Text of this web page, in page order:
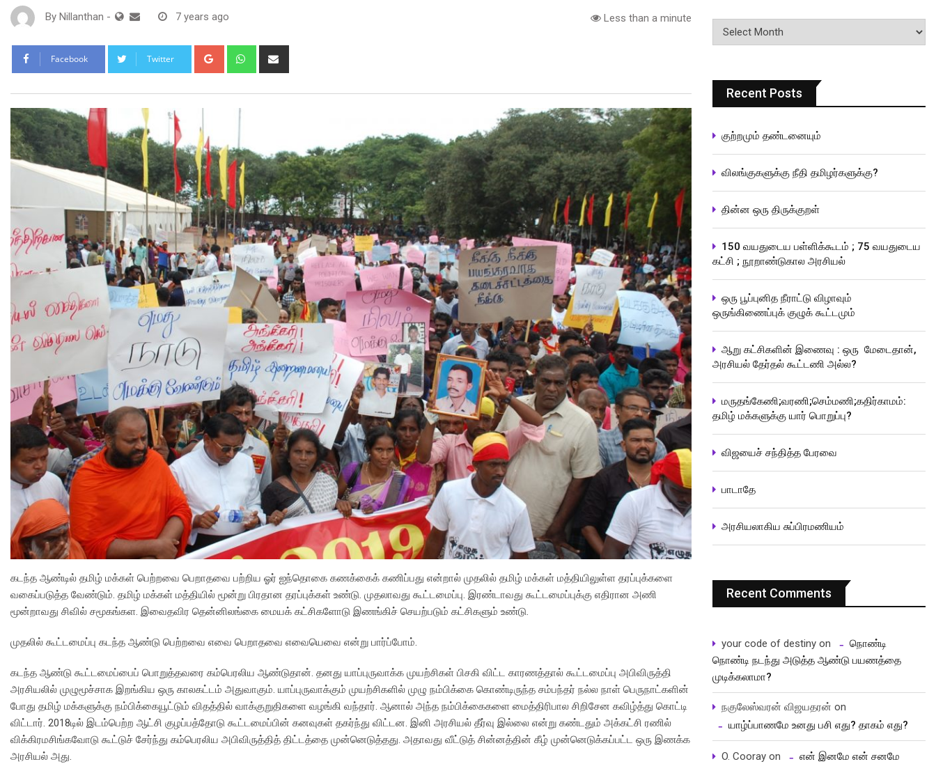
By Nillanthan - 7 years ago Less than a minute
Facebook Twitter Google+ Whatsapp
கடந்த ஆண்டில் தமிழ் மக்கள் பெற்றவை பெறாதவை பற்றிய ஓர் ஐந்தொகை கணக்கைக் கணிப்பது என்றால் முதலில் தமிழ் மக்கள் மத்தியிலுள்ள தரப்புக்களை
வகைப்படுத்த வேண்டும். தமிழ் மக்கள் மத்தியில் மூன்று பிரதான தரப்புக்கள் உண்டு. முதலாவது கூட்டமைப்பு. இரண்டாவது கூட்டமைப்புக்கு எதிரான அணி
மூன்றாவது சிவில் சமூகங்கள. இவைதவிர தென்னிலங்கை மையக் கட்சிகளோடு இணங்கிச் செயற்படும் கட்சிகளும் உண்டு.
முதலில் கூட்டமைப்பு கடந்த ஆண்டு பெற்றவை எவை பெறாதவை எவையெவை என்று பார்ப்போம்.
கடந்த ஆண்டு கூட்டமைப்பைப் பொறுத்தவரை கம்பெரலிய ஆண்டுதான். தனது யாப்புருவாக்க முயற்சிகள் பிசகி விட்ட காரணத்தால் கூட்டமைப்பு அபிவிருத்தி
அரசியலில் முழுமூச்சாக இறங்கிய ஒரு காலகட்டம் அதுவாகும். யாப்புருவாக்கும் முயற்சிகளில் முழு நம்பிக்கை கொண்டிருந்த சம்பந்தர் நல்ல நாள் பெருநாட்களின்
போது தமிழ் மக்களுக்கு நம்பிக்கையூட்டும் விதத்தில் வாக்குறுதிகளை வழங்கி வந்தார். ஆனால் அந்த நம்பிக்கைகளை மைத்திரிபால சிறிசேன கவிழ்த்து கொட்டி
விட்டார். 2018டில் இடம்பெற்ற ஆட்சி குழப்பத்தோடு கூட்டமைப்பின் கனவுகள் தகர்ந்து விட்டன. இனி அரசியல் தீர்வு இல்லை என்று கண்டதும் அக்கட்சி ரணில்
விக்கிரமசிங்கவோடு கூட்டுச் சேர்ந்து கம்பெரலிய அபிவிருத்தித் திட்டத்தை முன்னெடுத்தது. அதாவது வீட்டுத் சின்னத்தின் கீழ் முன்னெடுக்கப்பட்ட ஒரு இணக்க
அரசியல் அது.
பதிவுகளின்
வரிசை
Recent Posts
குற்றமும் தண்டனையும்
விலங்குகளுக்கு நீதி தமிழர்களுக்கு?
தின்ன ஒரு திருக்குறள்
150 வயதுடைய பள்ளிக்கூடம் ; 75 வயதுடைய
கட்சி ; நூறாண்டுகால அரசியல்
ஒரு பூப்புனித நீராட்டு விழாவும்
ஒருங்கிணைப்புக் குழுக் கூட்டமும்
ஆறு கட்சிகளின் இணைவு : ஒரு மேடைதான்,
அரசியல் தேர்தல் கூட்டணி அல்ல?
மருதங்கேணி;வரணி;செம்மணி;கதிர்காமம்:
தமிழ் மக்களுக்கு யார் பொறுப்பு?
விஜயைச் சந்தித்த பேரவை
பாடாதே
அரசியலாகிய சுப்பிரமணியம்
Recent Comments
your code of destiny on
நொண்டி
நொண்டி நடந்து அடுத்த ஆண்டு பயணத்தை
முடிக்கலாமா?
நகுலேஸ்வரன் விஜயதரன் on
யாழ்ப்பாணமே உனது பசி எது? தாகம் எது?
O. Cooray on
என் இனமே என் சனமே